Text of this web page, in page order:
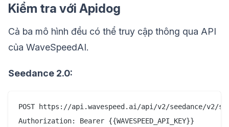
Kiểm tra với Apidog
Cả ba mô hình đều có thể truy cập thông qua API
của WaveSpeedAI.
Seedance 2.0:
POST https://api.wavespeed.ai/api/v2/seedance/v2/
Authorization: Bearer {{WAVESPEED_API_KEY}}